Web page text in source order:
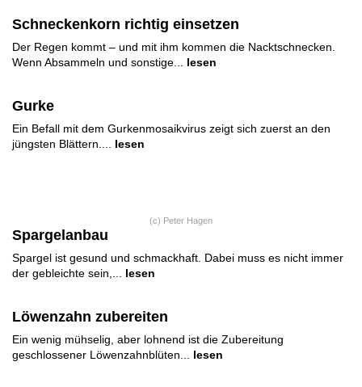
Schneckenkorn richtig einsetzen
Der Regen kommt – und mit ihm kommen die Nacktschnecken.
Wenn Absammeln und sonstige...
lesen
Gurke
Ein Befall mit dem Gurkenmosaikvirus zeigt sich zuerst an den
jüngsten Blättern....
lesen
(c) Peter Hagen
Spargelanbau
Spargel ist gesund und schmackhaft. Dabei muss es nicht immer
der gebleichte sein,...
lesen
Löwenzahn zubereiten
Ein wenig mühselig, aber lohnend ist die Zubereitung
geschlossener Löwenzahnblüten...
lesen